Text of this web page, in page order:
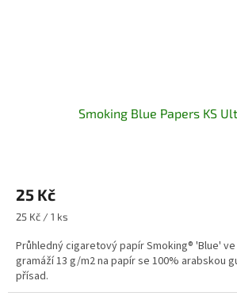
Smoking Blue Papers KS
25 Kč
Měrná
25 Kč / 1 ks
Průhledný cigaretový papír Smoking® 'Blue'
gramáží 13 g/m2 na papír se 100% arabskou
přísad.